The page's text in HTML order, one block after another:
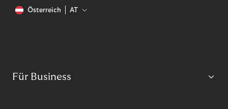
Österreich AT
Für Business